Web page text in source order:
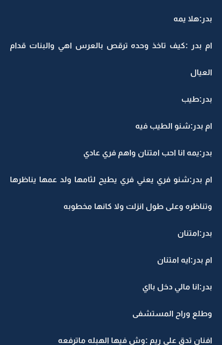
بدر:هلا يمه
ام بدر :كيف تاخذ وحده ترقص بالعرس اهي والبنات قدام
العيال
بدر:طيب
ام بدر:شنو الطيب فيه
بدر:يمه انا احب امتنان واهم فري عادي
ام بدر:شنو فري يعني فري يطيح لثامها ولد عمها يناظرها
وتناظره وعلى طول انزلت ولا كانها مخطوبه
بدر:امتنان
ام بدر:ايه امتنان
بدر:انا مالي دخل بااي
وطلع وراح المستشفى
افنان تدق على ريم :وش فيها الهبله ماترفعه